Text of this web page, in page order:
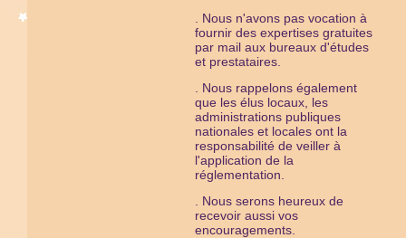
. Nous n'avons pas vocation à
fournir des expertises gratuites
par mail aux bureaux d'études
et prestataires.
. Nous rappelons également
que les élus locaux, les
administrations publiques
nationales et locales ont la
responsabilité de veiller à
l'application de la
réglementation.
. Nous serons heureux de
recevoir aussi vos
encouragements.